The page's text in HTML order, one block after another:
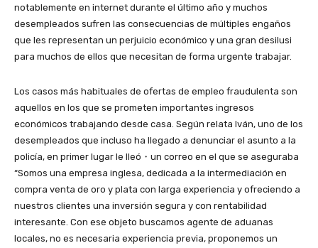
notablemente en internet durante el último año y muchos
desempleados sufren las consecuencias de múltiples engaños
que les representan un perjuicio económico y una gran desilusi
para muchos de ellos que necesitan de forma urgente trabajar.
Los casos más habituales de ofertas de empleo fraudulenta son
aquellos en los que se prometen importantes ingresos
económicos trabajando desde casa. Según relata Iván, uno de los
desempleados que incluso ha llegado a denunciar el asunto a la
policía, en primer lugar le lleó・un correo en el que se aseguraba
“Somos una empresa inglesa, dedicada a la intermediación en
compra venta de oro y plata con larga experiencia y ofreciendo a
nuestros clientes una inversión segura y con rentabilidad
interesante. Con ese objeto buscamos agente de aduanas
locales, no es necesaria experiencia previa, proponemos un